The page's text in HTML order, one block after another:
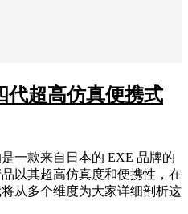
代超高仿真便携式
一款来自日本的 EXE 品牌的
以其超高仿真度和便携性，在
从多个维度为大家详细剖析这